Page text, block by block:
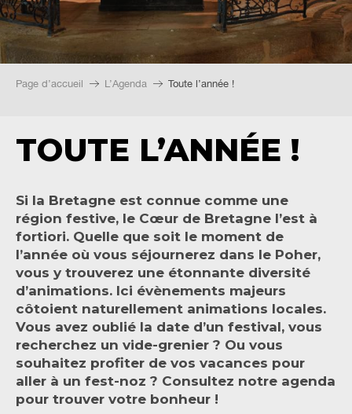
Page d’accueil L’Agenda Toute l’année !
TOUTE L’ANNÉE !
Si la Bretagne est connue comme une
région festive, le Cœur de Bretagne l’est à
fortiori. Quelle que soit le moment de
l’année où vous séjournerez dans le Poher,
vous y trouverez une étonnante diversité
d’animations. Ici évènements majeurs
côtoient naturellement animations locales.
Vous avez oublié la date d’un festival, vous
recherchez un vide-grenier ? Ou vous
souhaitez profiter de vos vacances pour
aller à un fest-noz ? Consultez notre agenda
pour trouver votre bonheur !